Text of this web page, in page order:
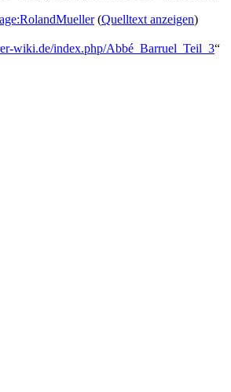
(Quelltext anzeigen)
wiki.de/index.php/Abbé_Barruel_Teil_3“